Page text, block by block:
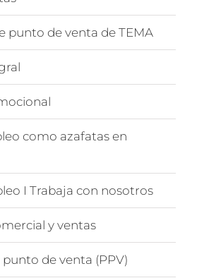
punto de venta de TEMA
como azafatas en
I Trabaja con nosotros
y ventas
de venta (PPV)